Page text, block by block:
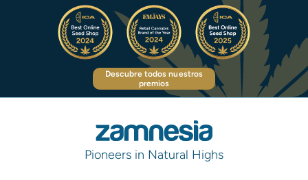
Descubre todos nuestros
premios
Pioneers in Natural Highs